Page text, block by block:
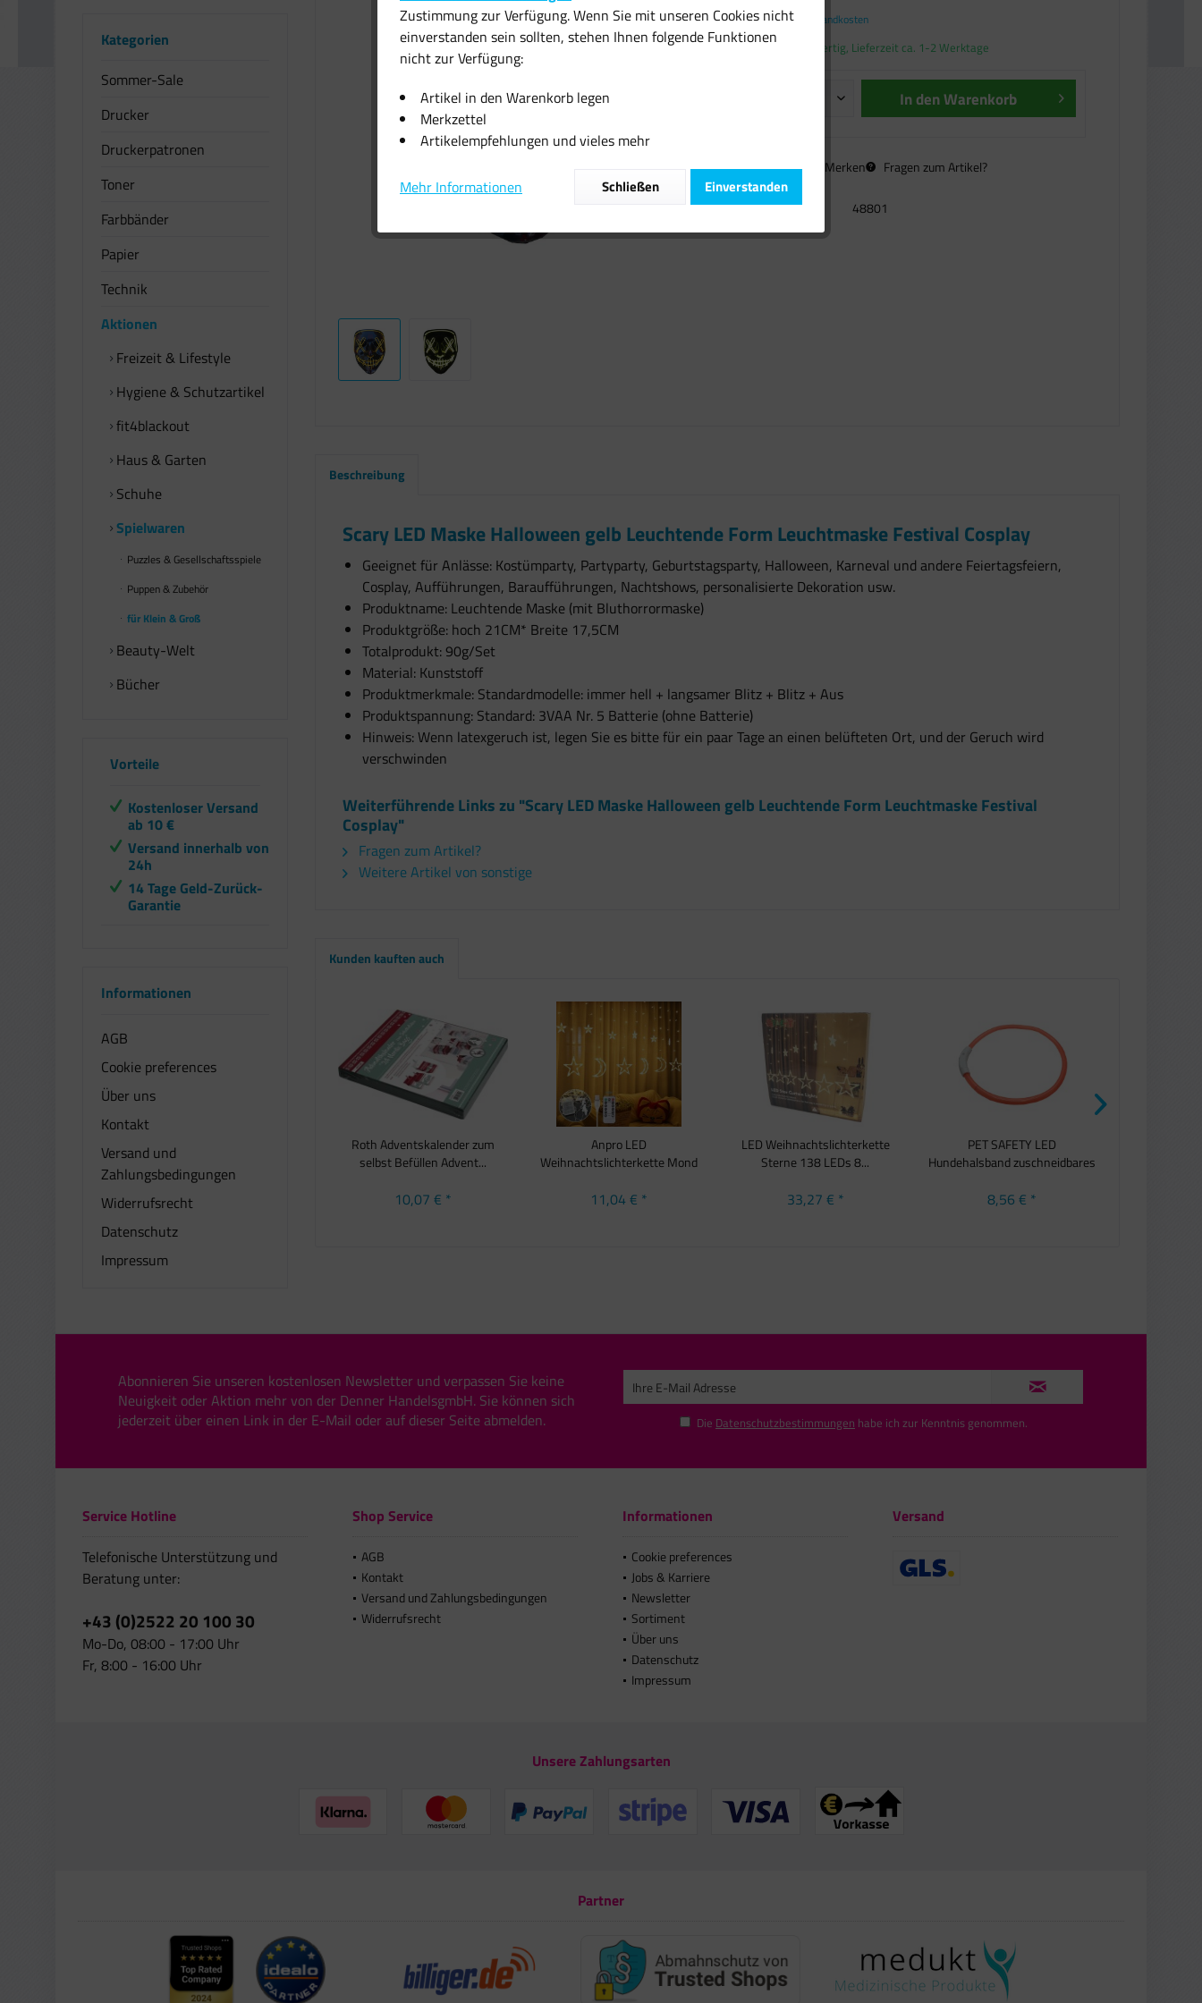
Kategorien
Sommer-Sale
Drucker
Druckerpatronen
Toner
Farbbänder
Papier
Technik
Aktionen
Freizeit & Lifestyle
Hygiene & Schutzartikel
fit4blackout
Haus & Garten
Schuhe
Spielwaren
Puzzles & Gesellschaftsspiele
Puppen & Zubehör
für Klein & Groß
Beauty-Welt
Bücher
Vorteile
Kostenloser Versand
ab 10 €
Versand innerhalb von
24h
14 Tage Geld-Zurück-
Garantie
Informationen
AGB
Cookie preferences
Über uns
Kontakt
Versand und
Zahlungsbedingungen
Widerrufsrecht
Datenschutz
Impressum
inkl. MwSt.zzgl. Versandkosten
Sofort versandfertig, Lieferzeit ca. 1-2 Werktage
In denWarenkorb
Vergleichen Merken Fragen zum Artikel?
Artikel-Nr.: 48801
Beschreibung
Scary LED Maske Halloween gelb Leuchtende Form Leuchtmaske Festival Cosplay
Geeignet für Anlässe: Kostümparty, Partyparty, Geburtstagsparty, Halloween, Karneval und andere Feiertagsfeiern,
Cosplay, Aufführungen, Baraufführungen, Nachtshows, personalisierte Dekoration usw.
Produktname: Leuchtende Maske (mit Bluthorrormaske)
Produktgröße: hoch 21CM* Breite 17,5CM
Totalprodukt: 90g/Set
Material: Kunststoff
Produktmerkmale: Standardmodelle: immer hell + langsamer Blitz + Blitz + Aus
Produktspannung: Standard: 3VAA Nr. 5 Batterie (ohne Batterie)
Hinweis: Wenn latexgeruch ist, legen Sie es bitte für ein paar Tage an einen belüfteten Ort, und der Geruch wird
verschwinden
Weiterführende Links zu "Scary LED Maske Halloween gelb Leuchtende Form Leuchtmaske Festival
Cosplay"
Fragen zum Artikel?
Weitere Artikel von sonstige
Kunden kauften auch
Roth Adventskalender zum
selbst Befüllen Advent...
10,07 € *
Anpro LED
Weihnachtslichterkette Mond
11,04 € *
LED Weihnachtslichterkette
Sterne 138 LEDs 8...
33,27 € *
PET SAFETY LED
Hundehalsband zuschneidbares
8,56 € *
Abonnieren Sie unseren kostenlosen Newsletter und verpassen Sie keine
Neuigkeit oder Aktion mehr von der Denner HandelsgmbH. Sie können sich
jederzeit über einen Link in der E-Mail oder auf dieser Seite abmelden.
Die Datenschutzbestimmungen habe ich zur Kenntnis genommen.
Service Hotline
Telefonische Unterstützung und
Beratung unter:
+43 (0)2522 20 100 30
Mo-Do, 08:00 - 17:00 Uhr
Fr, 8:00 - 16:00 Uhr
Shop Service
AGB
Kontakt
Versand und Zahlungsbedingungen
Widerrufsrecht
Informationen
Cookie preferences
Jobs & Karriere
Newsletter
Sortiment
Über uns
Datenschutz
Impressum
Versand
Unsere Zahlungsarten
Partner
Zustimmung zur Verfügung. Wenn Sie mit unseren Cookies nicht
einverstanden sein sollten, stehen Ihnen folgende Funktionen
nicht zur Verfügung:
Artikel in den Warenkorb legen
Merkzettel
Artikelempfehlungen und vieles mehr
Mehr Informationen Einverstanden
Schließen